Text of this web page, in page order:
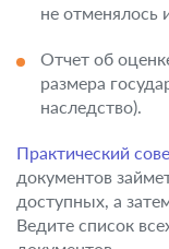
не отменялось
Отчет об
размера
наследство).
Практический
документов
доступных, а
Ведите список